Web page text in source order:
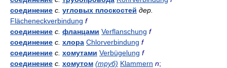
соединение с. угловых плоскостей дер.
Flächeneckverbindung f
соединение с. фланцами Verflanschung f
соединение с. хлора Chlorverbindung f
соединение с. хомутами Verbügelung f
соединение с. хомутом (труб) Klammern n;